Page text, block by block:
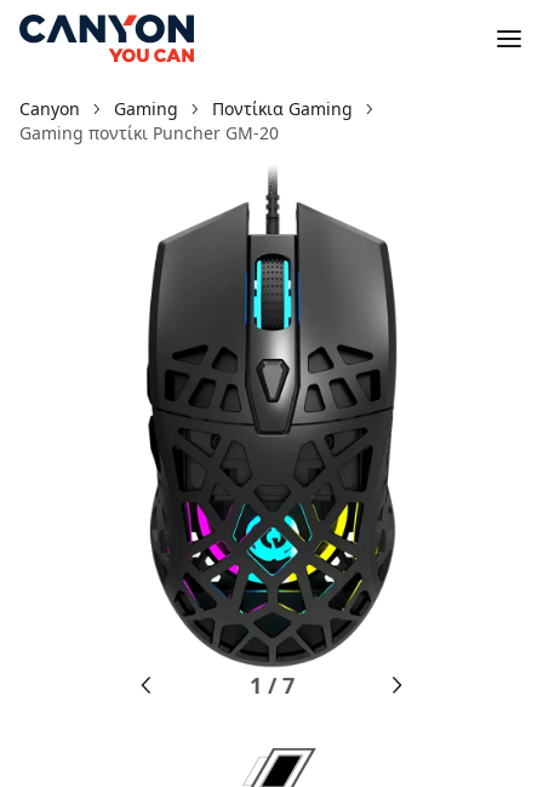
Canyon Gaming
Ποντίκια Gaming
Gaming ποντίκι Puncher GM-20
1 /7